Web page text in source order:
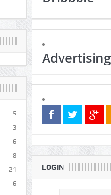
5
3
6
8
21
6
Advertising
LOGIN